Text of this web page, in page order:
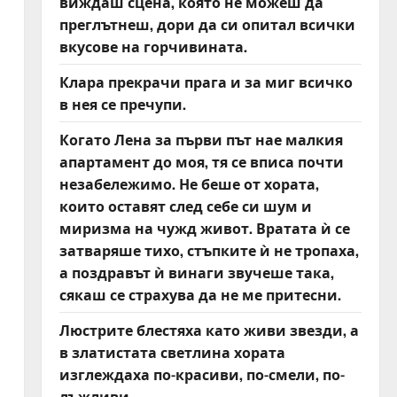
преглътнеш, дори да си опитал всички
вкусове на горчивината.
Клара прекрачи прага и за миг всичко
в нея се пречупи.
Когато Лена за първи път нае малкия
апартамент до моя, тя се вписа почти
незабележимо. Не беше от хората,
които оставят след себе си шум и
миризма на чужд живот. Вратата ѝ се
затваряше тихо, стъпките ѝ не тропаха,
а поздравът ѝ винаги звучеше така,
сякаш се страхува да не ме притесни.
Люстрите блестяха като живи звезди, а
в златистата светлина хората
изглеждаха по-красиви, по-смели, по-